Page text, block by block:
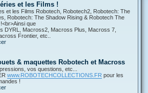
et les Films !
et les Films Robotech, Robotech2, Robotech: The
Robotech: The Shadow Rising & Robotech The
que
DYRL, Macross2, Macross Plus, Macross 7,
Frontier, etc..
& maquettes Robotech et Macross
vos questions, etc...
www.ROBOTECHCOLLECTIONS.FR pour les
!